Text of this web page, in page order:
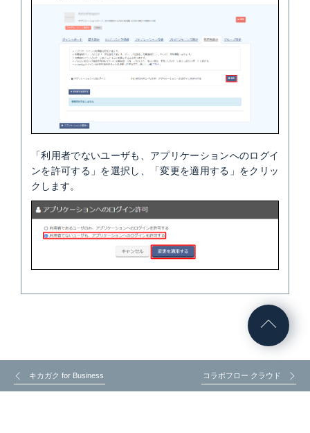
「利用者でないユーザも、アプリケーションへのログイ
ンを許可する」を選択し、「変更を適用する」をクリッ
クします。
キカガク for Business コラボフロー クラウド